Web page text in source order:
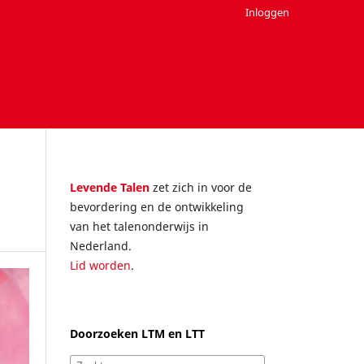
Inloggen
Levende Talen zet zich in voor de
bevordering en de ontwikkeling
van het talenonderwijs in
Nederland.
Lid worden.
Doorzoeken LTM en LTT